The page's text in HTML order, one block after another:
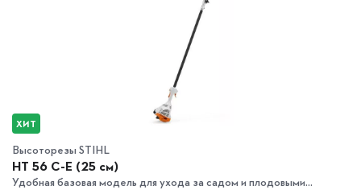
ХИТ
Высоторезы STIHL
HT 56 C-E (25 см)
Удобная базовая модель для ухода за садом и плодовыми...